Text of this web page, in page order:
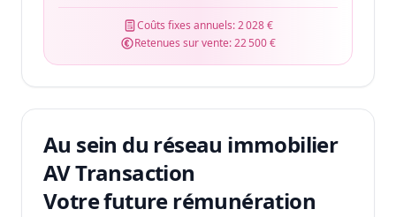
Coûts fixes annuels:2 028 €
Retenues sur vente:22 500 €
Au sein du réseau immobilier
AV Transaction
Votre future rémunération